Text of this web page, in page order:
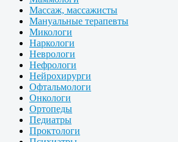
Массаж, массажисты
Мануальные терапевты
Микологи
Наркологи
Неврологи
Нефрологи
Нейрохирурги
Офтальмологи
Онкологи
Ортопеды
Педиатры
Проктологи